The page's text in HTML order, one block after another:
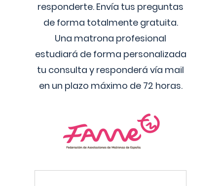
responderte. Envía tus preguntas
de forma totalmente gratuita.
Una matrona profesional
estudiará de forma personalizada
tu consulta y responderá vía mail
en un plazo máximo de 72 horas.